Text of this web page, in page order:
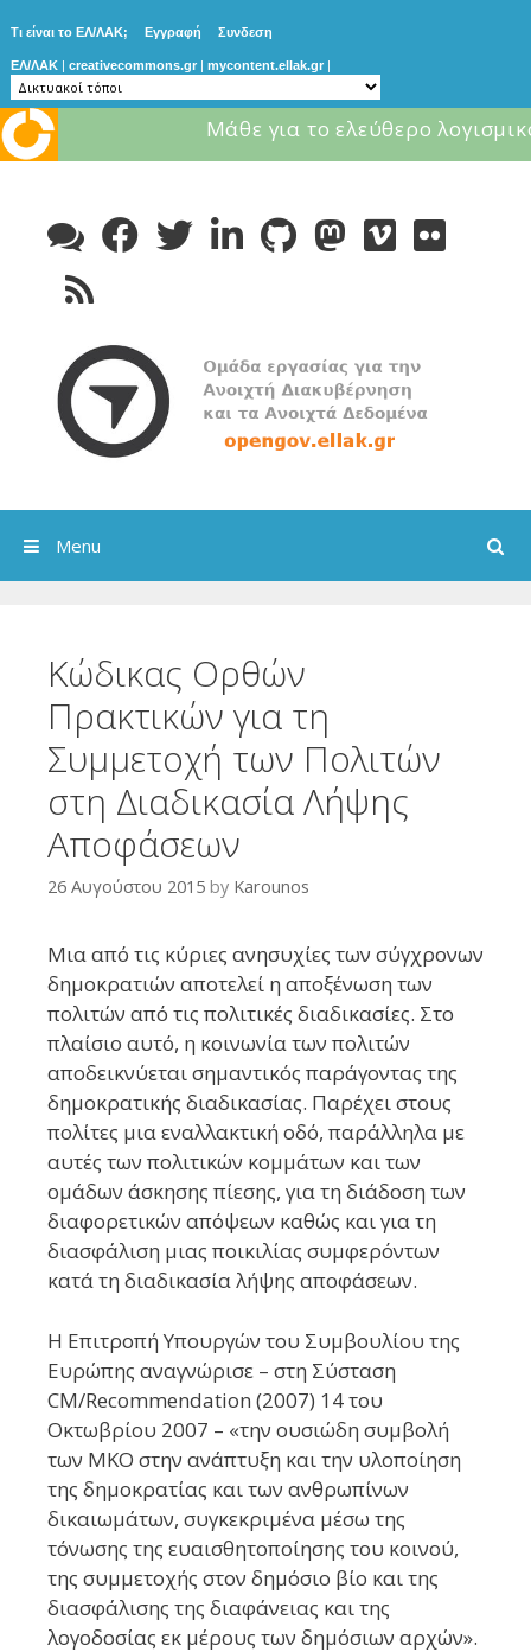
Τι είναι το ΕΛ/ΛΑΚ; Εγγραφή Συνδεση
ΕΛ/ΛΑΚ | creativecommons.gr | mycontent.ellak.gr |
Μάθε για το ελεύθερο
content
Search
Menu
Κώδικας Ορθών
Πρακτικών για τη
Συμμετοχή των Πολιτών
στη Διαδικασία Λήψης
Αποφάσεων
26 Αυγούστου 2015 by Karounos
Μια από τις κύριες ανησυχίες των σύγχρονων
δημοκρατιών αποτελεί η αποξένωση των
πολιτών από τις πολιτικές διαδικασίες. Στο
πλαίσιο αυτό, η κοινωνία των πολιτών
αποδεικνύεται σημαντικός παράγοντας της
δημοκρατικής διαδικασίας. Παρέχει στους
πολίτες μια εναλλακτική οδό, παράλληλα με
αυτές των πολιτικών κομμάτων και των
ομάδων άσκησης πίεσης, για τη διάδοση των
διαφορετικών απόψεων καθώς και για τη
διασφάλιση μιας ποικιλίας συμφερόντων
κατά τη διαδικασία λήψης αποφάσεων.
Η Επιτροπή Υπουργών του Συμβουλίου της
Ευρώπης αναγνώρισε – στη Σύσταση
CM/Recommendation (2007) 14 του
Οκτωβρίου 2007 – «την ουσιώδη συμβολή
των ΜΚΟ στην ανάπτυξη και την υλοποίηση
της δημοκρατίας και των ανθρωπίνων
δικαιωμάτων, συγκεκριμένα μέσω της
τόνωσης της ευαισθητοποίησης του κοινού,
της συμμετοχής στον δημόσιο βίο και της
διασφάλισης της διαφάνειας και της
λογοδοσίας εκ μέρους των δημόσιων αρχών».